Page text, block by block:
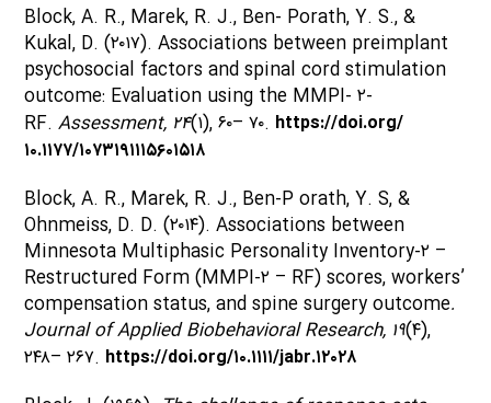
Block, A. R., Marek, R. J., Ben- Porath, Y. S., &
Kukal, D. (۲۰۱۷). Associations between preimplant
psychosocial factors and spinal cord stimulation
outcome: Evaluation using the MMPI- ۲-
RF.Assessment, ۲۴(۱), ۶۰– ۷۰. https://doi.org/
۱۰.۱۱۷۷/۱۰۷۳۱۹۱۱۱۵۶۰۱۵۱۸
Block, A. R., Marek, R. J., Ben-P orath, Y. S, &
Ohnmeiss, D. D. (۲۰۱۴). Associations between
Minnesota Multiphasic Personality Inventory-۲ –
Restructured Form (MMPI-۲ – RF) scores, workers’
compensation status, and spine surgery outcome.
Journal of Applied Biobehavioral Research, ۱۹(۴),
۲۴۸– ۲۶۷. https://doi.org/۱۰.۱۱۱۱/jabr.۱۲۰۲۸